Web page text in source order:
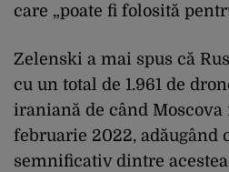
care „poate fi folosită
Zelenski a mai spus că
cu un total de 1.961 de
iraniană de când
februarie 2022, adăugând
semnificativ dintre acestea